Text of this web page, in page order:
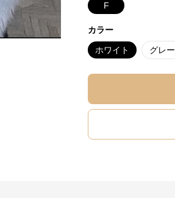
F
カラー
ホワイト グレー